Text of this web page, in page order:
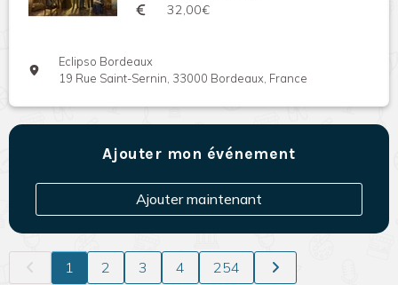
32,00€
Eclipso Bordeaux
19 Rue Saint-Sernin, 33000 Bordeaux, France
Ajouter mon événement
Ajouter maintenant
1 2 3 4 254